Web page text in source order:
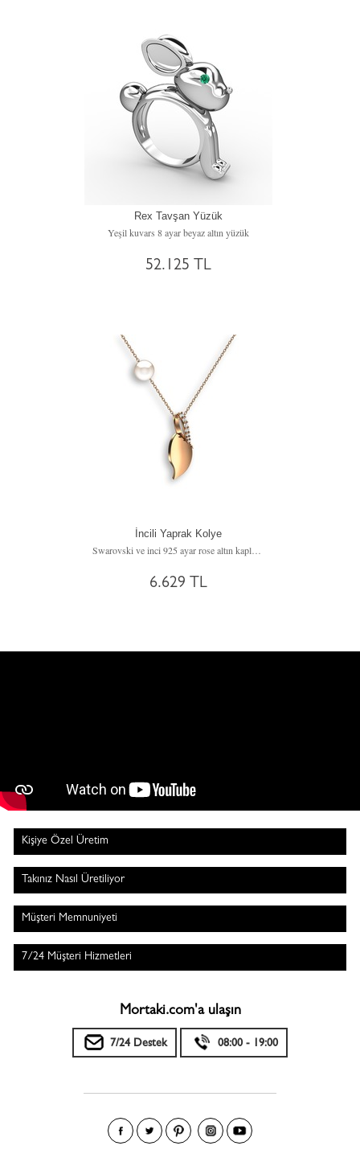
Rex Tavşan Yüzük
Yeşil kuvars 8 ayar beyaz altın yüzük
52.125 TL
İncili Yaprak Kolye
Swarovski ve inci 925 ayar rose altın kaplama gümüş kolye (40 cm gümüş rolo zincir)
6.629 TL
Kişiye Özel Üretim
Takınız Nasıl Üretiliyor
Müşteri Memnuniyeti
7/24 Müşteri Hizmetleri
Mortaki.com'a ulaşın
7/24 Destek 08:00 - 19:00